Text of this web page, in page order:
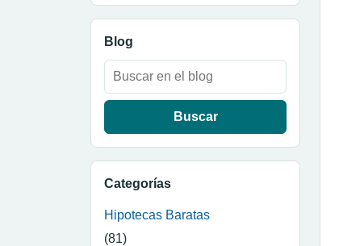
Blog
Buscar:
Categorías
Hipotecas Baratas
(81)